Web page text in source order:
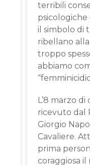
terribili
psicologiche
il simbolo di
ribellano
troppo
abbiamo
L’8 marzo
ricevuto dal
Giorgio
Cavaliere.
prima
coraggiosa